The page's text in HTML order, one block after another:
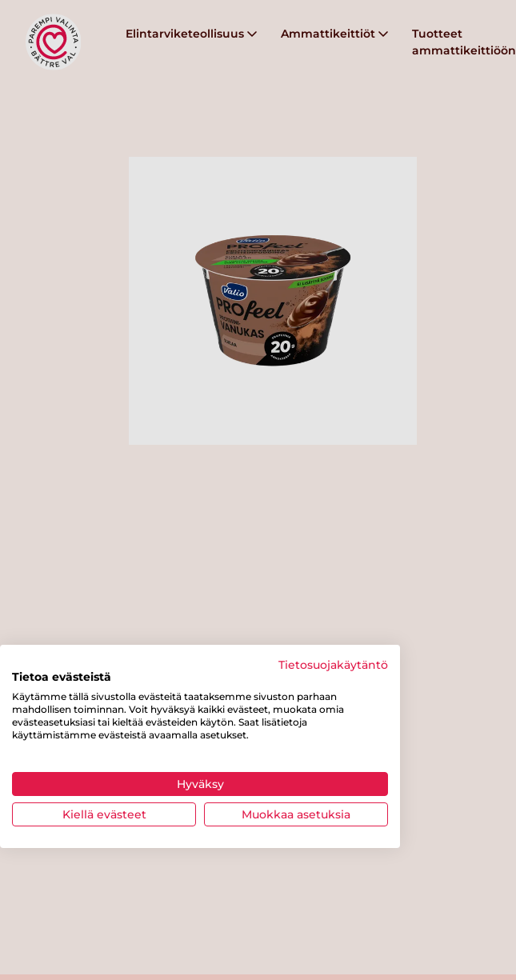
Elintarviketeollisuus Ammattikeittiöt
Tuotteet
ammattikeittiöön
Tietosuojakäytäntö
Tietoa evästeistä
Käytämme tällä sivustolla evästeitä taataksemme sivuston parhaan
mahdollisen toiminnan. Voit hyväksyä kaikki evästeet, muokata omia
evästeasetuksiasi tai kieltää evästeiden käytön. Saat lisätietoja
käyttämistämme evästeistä avaamalla asetukset.
Hyväksy
Kiellä evästeet Muokkaa asetuksia